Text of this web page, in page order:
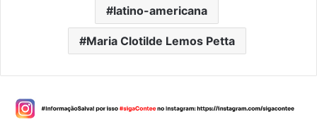
latino-americana
Maria Clotilde Lemos Petta